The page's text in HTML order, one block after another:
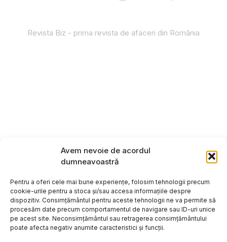
Avem nevoie de acordul
dumneavoastră
Pentru a oferi cele mai bune experiențe, folosim tehnologii precum
cookie-urile pentru a stoca și/sau accesa informațiile despre
dispozitiv. Consimțământul pentru aceste tehnologii ne va permite să
procesăm date precum comportamentul de navigare sau ID-uri unice
pe acest site. Neconsimțământul sau retragerea consimțământului
poate afecta negativ anumite caracteristici și funcții.
Revista Biz - prima revista de afaceri din România